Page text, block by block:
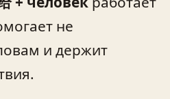
не
и держит